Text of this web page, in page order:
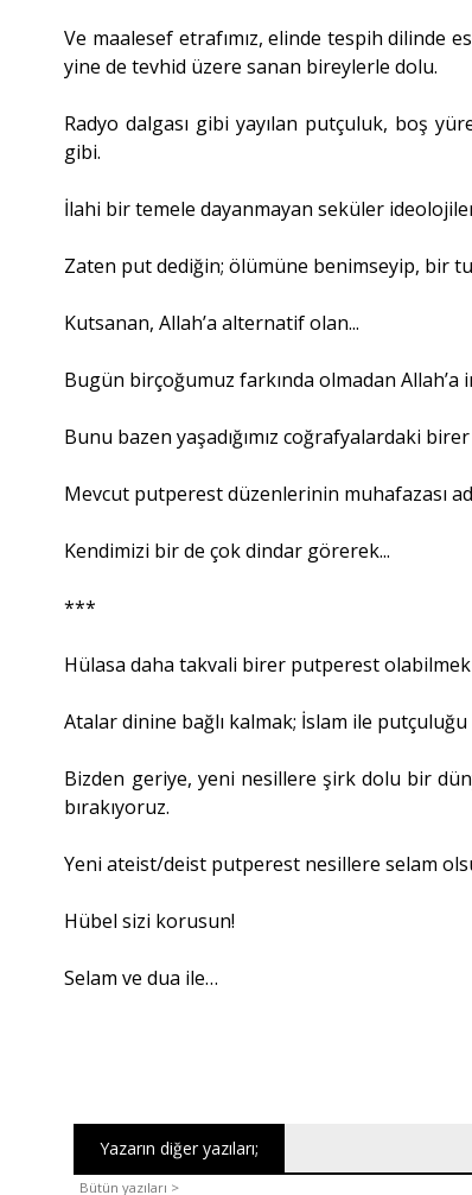
Ve maalesef etrafımız, elinde tespih dilinde
yine de tevhid üzere sanan bireylerle dolu.
Radyo dalgası gibi yayılan putçuluk, boş
gibi.
İlahi bir temele dayanmayan seküler
Zaten put dediğin; ölümüne benimseyip, bir
Kutsanan, Allah’a alternatif olan...
Bugün birçoğumuz farkında olmadan
Bunu bazen yaşadığımız coğrafyalardaki
Mevcut putperest düzenlerinin muhafazası
Kendimizi bir de çok dindar görerek...
***
Hülasa daha takvali birer putperest olabilmek
Atalar dinine bağlı kalmak; İslam ile
Bizden geriye, yeni nesillere şirk dolu bir
bırakıyoruz.
Yeni ateist/deist putperest nesillere selam
Hübel sizi korusun!
Selam ve dua ile…
Yazarın diğer yazıları;
Bütün yazıları >